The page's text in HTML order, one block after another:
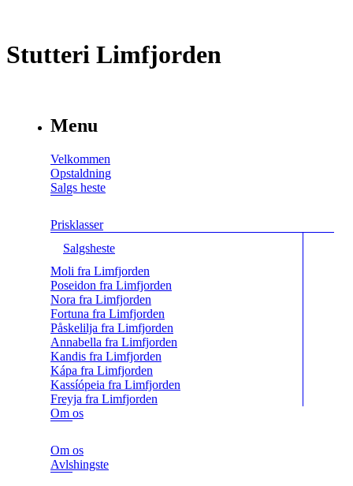
Stutteri Limfjorden
Menu
Velkommen
Opstaldning
Salgs heste
Prisklasser
Salgsheste
Moli fra Limfjorden
Poseidon fra Limfjorden
Nora fra Limfjorden
Fortuna fra Limfjorden
Påskelilja fra Limfjorden
Annabella fra Limfjorden
Kandis fra Limfjorden
Kápa fra Limfjorden
Kassíópeia fra Limfjorden
Freyja fra Limfjorden
Om os
Om os
Avlshingste